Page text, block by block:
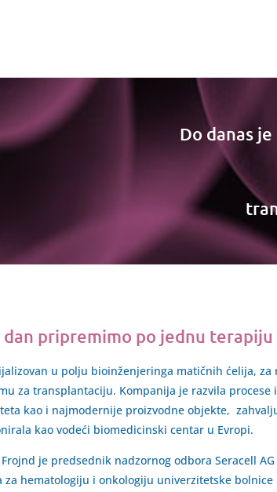
Do danas
dan pripremimo po jednu terapiju
u polju bioinženjeringa matičnih ćelija, za
za transplantaciju. Kompanija je razvila procese
kao i najmodernije proizvodne objekte,
kao vodeći biomedicinski centar u Evropi.
je predsednik nadzornog odbora Seracell AG
za hematologiju i onkologiju univerzitetske bolnice